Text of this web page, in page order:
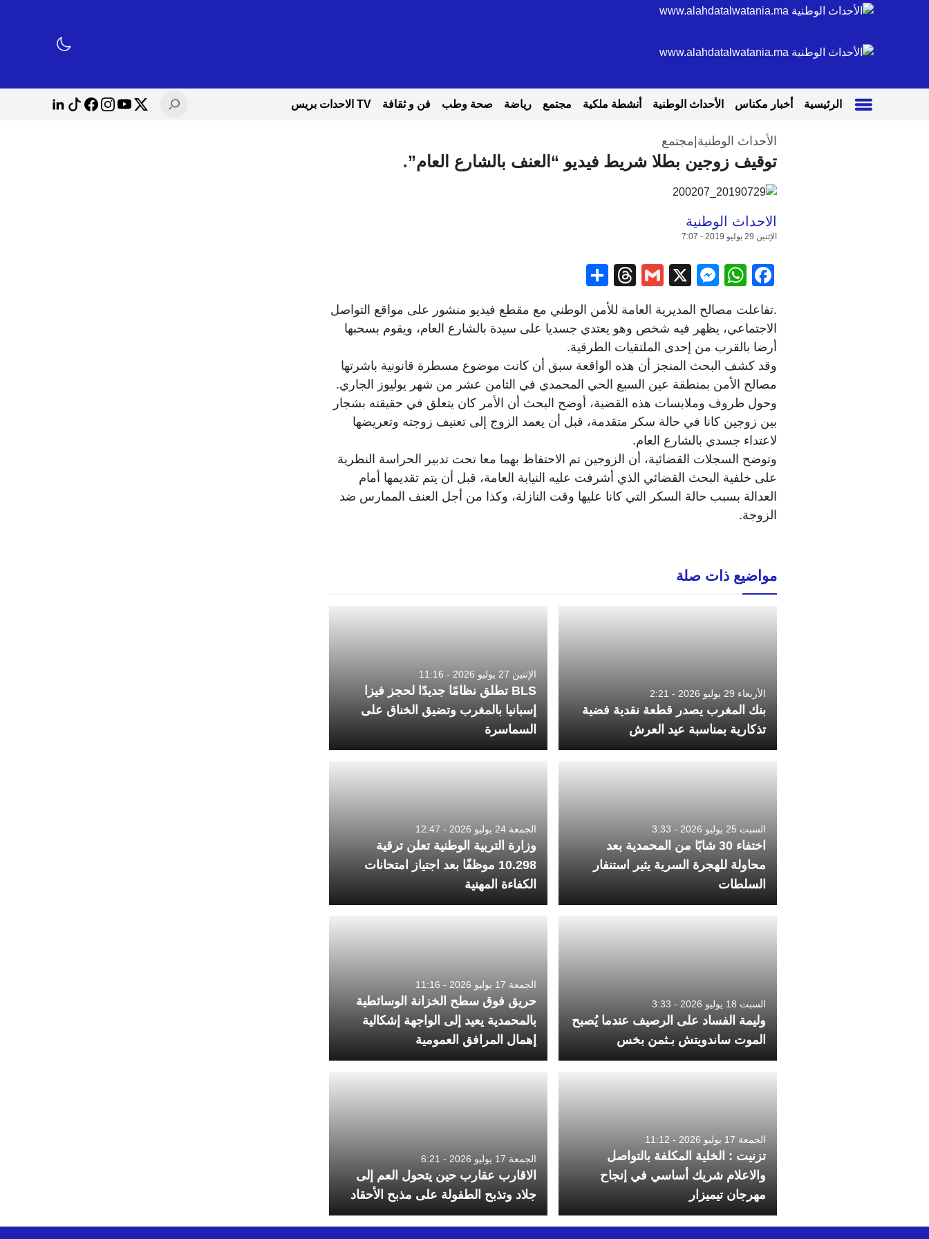
الرئيسية أخبار مكناس الأحداث الوطنية أنشطة ملكية مجتمع رياضة صحة وطب فن و ثقافة TV الاحدات بريس
الأحداث الوطنية مجتمع
توقيف زوجين بطلا شريط فيديو “العنف بالشارع العام”.
الاحداث الوطنية
الإثنين 29 يوليو 2019 - 7:07
Facebook
WhatsApp
Messenger
X
Gmail
Threads
.تفاعلت مصالح المديرية العامة للأمن الوطني مع مقطع فيديو منشور على مواقع التواصل
الاجتماعي، يظهر فيه شخص وهو يعتدي جسديا على سيدة بالشارع العام، ويقوم بسحبها
أرضا بالقرب من إحدى الملتقيات الطرقية.
وقد كشف البحث المنجز أن هذه الواقعة سبق أن كانت موضوع مسطرة قانونية باشرتها
مصالح الأمن بمنطقة عين السبع الحي المحمدي في الثامن عشر من شهر يوليوز الجاري.
وحول ظروف وملابسات هذه القضية، أوضح البحث أن الأمر كان يتعلق في حقيقته بشجار
بين زوجين كانا في حالة سكر متقدمة، قبل أن يعمد الزوج إلى تعنيف زوجته وتعريضها
لاعتداء جسدي بالشارع العام.
وتوضح السجلات القضائية، أن الزوجين تم الاحتفاظ بهما معا تحت تدبير الحراسة النظرية
على خلفية البحث القضائي الذي أشرفت عليه النيابة العامة، قبل أن يتم تقديمها أمام
العدالة بسبب حالة السكر التي كانا عليها وقت النازلة، وكذا من أجل العنف الممارس ضد
الزوجة.
مواضيع ذات صلة
الأربعاء 29 يوليو 2026 - 2:21
بنك المغرب يصدر قطعة نقدية فضية
تذكارية بمناسبة عيد العرش
الإثنين 27 يوليو 2026 - 11:16
BLS تطلق نظامًا جديدًا لحجز فيزا
إسبانيا بالمغرب وتضيق الخناق على
السماسرة
السبت 25 يوليو 2026 - 3:33
اختفاء 30 شابًا من المحمدية بعد
محاولة للهجرة السرية يثير استنفار
السلطات
الجمعة 24 يوليو 2026 - 12:47
وزارة التربية الوطنية تعلن ترقية
10.298 موظفًا بعد اجتياز امتحانات
الكفاءة المهنية
السبت 18 يوليو 2026 - 3:33
وليمة الفساد على الرصيف عندما يُصبح
الموت ساندويتش بـثمن بخس
الجمعة 17 يوليو 2026 - 11:16
حريق فوق سطح الخزانة الوسائطية
بالمحمدية يعيد إلى الواجهة إشكالية
إهمال المرافق العمومية
الجمعة 17 يوليو 2026 - 11:12
تزنيت : الخلية المكلفة بالتواصل
والاعلام شريك أساسي في إنجاح
مهرجان تيميزار
الجمعة 17 يوليو 2026 - 6:21
الاقارب عقارب حين يتحول العم إلى
جلاد وتذبح الطفولة على مذبح الأحقاد